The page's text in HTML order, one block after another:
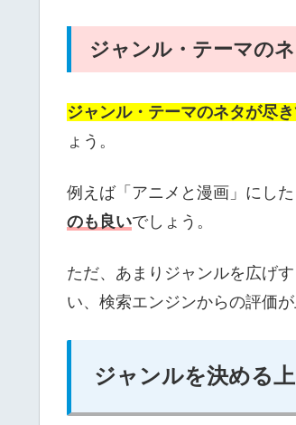
ジャンル・テーマの
ジャンル・テーマのネタが尽
ょう。
例えば「アニメと漫画」にし
のも良いでしょう。
ただ、あまりジャンルを広げ
い、検索エンジンからの評価
ジャンルを決める